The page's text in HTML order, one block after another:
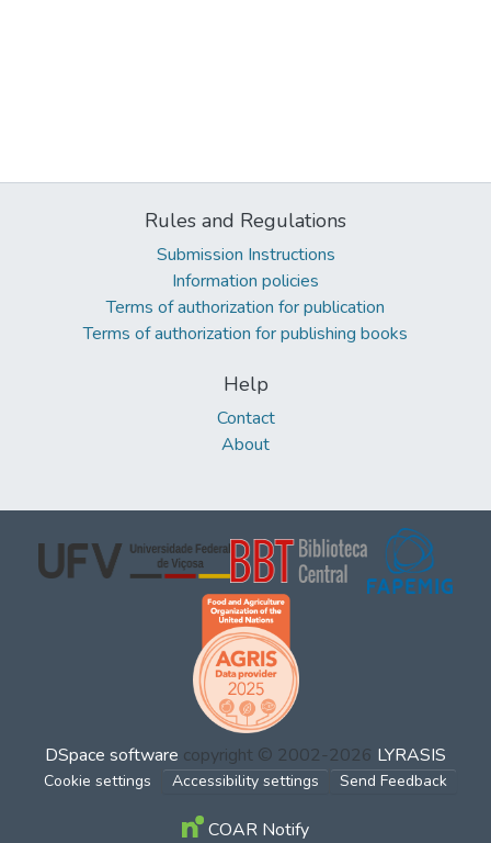
Rules and Regulations
Submission Instructions
Information policies
Terms of authorization for publication
Terms of authorization for publishing books
Help
Contact
About
DSpace software copyright © 2002-2026 LYRASIS
Cookie settings Accessibility settings Send Feedback
COAR Notify